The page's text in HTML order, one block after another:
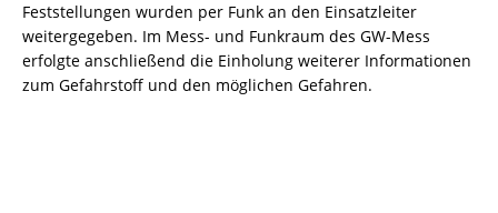
Feststellungen wurden per Funk an den Einsatzleiter
weitergegeben. Im Mess- und Funkraum des GW-Mess
erfolgte anschließend die Einholung weiterer Informationen
zum Gefahrstoff und den möglichen Gefahren.